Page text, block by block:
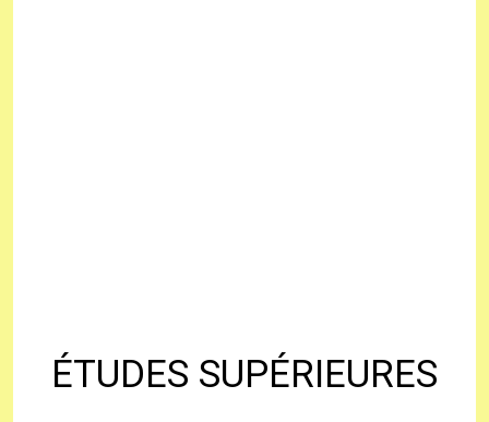
ÉTUDES SUPÉRIEURES